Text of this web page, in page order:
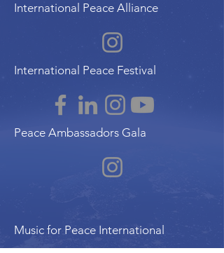
International Peace Alliance
International Peace Festival
Peace Ambassadors Gala
Music for Peace International